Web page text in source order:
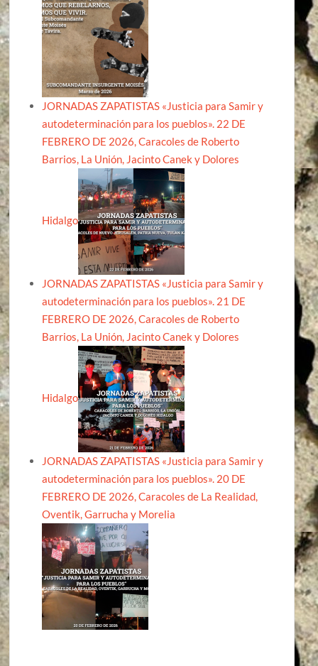
JORNADAS ZAPATISTAS «Justicia para Samir y
autodeterminación para los pueblos». 22 DE
FEBRERO DE 2026, Caracoles de Roberto
Barrios, La Unión, Jacinto Canek y Dolores
Hidalgo
JORNADAS ZAPATISTAS «Justicia para Samir y
autodeterminación para los pueblos». 21 DE
FEBRERO DE 2026, Caracoles de Roberto
Barrios, La Unión, Jacinto Canek y Dolores
Hidalgo
JORNADAS ZAPATISTAS «Justicia para Samir y
autodeterminación para los pueblos». 20 DE
FEBRERO DE 2026, Caracoles de La Realidad,
Oventik, Garrucha y Morelia